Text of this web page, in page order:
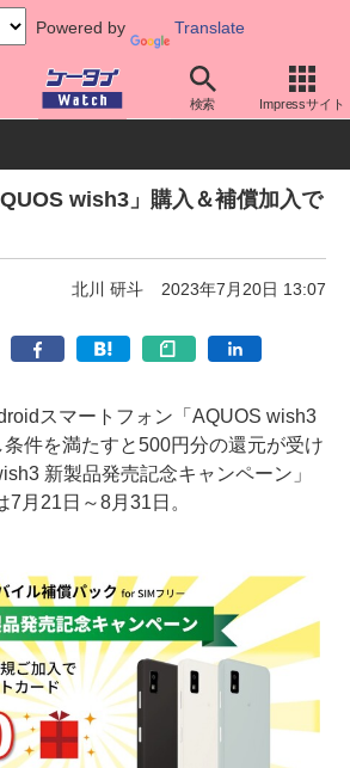
Powered by Translate
検索 Impressサイト
Android AQUOS
wish3」購入＆補償加入で
北川 研斗 2023年7月20日 13:07
スマートフォン「AQUOS wish3
件を満たすと500円分の還元が受け
新製品発売記念キャンペーン」
7月21日～8月31日。